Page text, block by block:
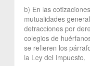
b) En las
mutualidades
detracciones por
colegios de
se refieren los
la Ley del Impuesto,